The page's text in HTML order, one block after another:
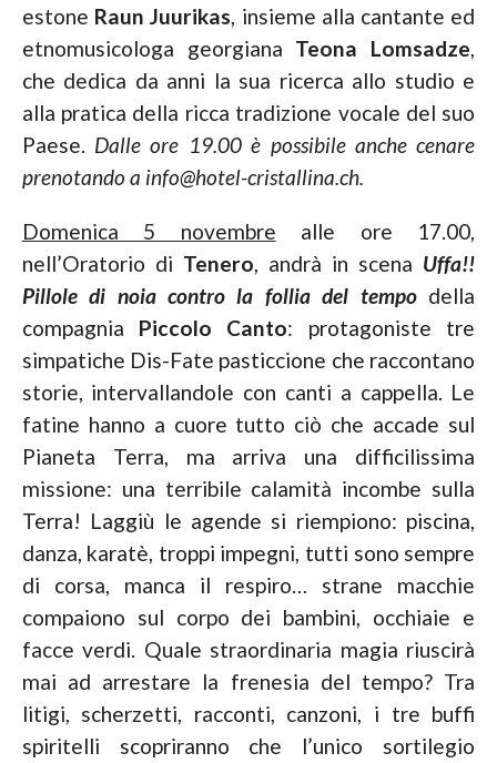
estone Raun Juurikas, insieme alla cantante ed
etnomusicologa georgiana Teona Lomsadze,
che dedica da anni la sua ricerca allo studio e
alla pratica della ricca tradizione vocale del suo
Paese. Dalle ore 19.00 è possibile anche cenare
prenotando a info@hotel-cristallina.ch.
Domenica 5 novembre alle ore 17.00,
nell’Oratorio di Tenero, andrà in scena Uffa!!
Pillole di noia contro la follia del tempodella
compagnia Piccolo Canto: protagoniste tre
simpatiche Dis-Fate pasticcione che raccontano
storie, intervallandole con canti a cappella. Le
fatine hanno a cuore tutto ciò che accade sul
Pianeta Terra, ma arriva una difficilissima
missione: una terribile calamità incombe sulla
Terra! Laggiù le agende si riempiono: piscina,
danza, karatè, troppi impegni, tutti sono sempre
di corsa, manca il respiro… strane macchie
compaiono sul corpo dei bambini, occhiaie e
facce verdi. Quale straordinaria magia riuscirà
mai ad arrestare la frenesia del tempo? Tra
litigi, scherzetti, racconti, canzoni, i tre buffi
spiritelli scopriranno che l’unico sortilegio